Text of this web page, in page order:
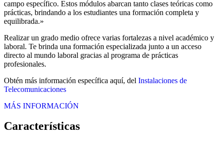
campo específico. Estos módulos abarcan tanto clases teóricas como
prácticas, brindando a los estudiantes una formación completa y
equilibrada.»
Realizar un grado medio ofrece varias fortalezas a nivel académico y
laboral. Te brinda una formación especializada junto a un acceso
directo al mundo laboral gracias al programa de prácticas
profesionales.
Obtén más información específica aquí, del Instalaciones de
Telecomunicaciones
MÁS INFORMACIÓN
Características